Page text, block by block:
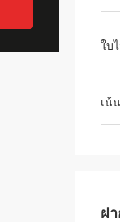
ใบ
เน้น
ฝ